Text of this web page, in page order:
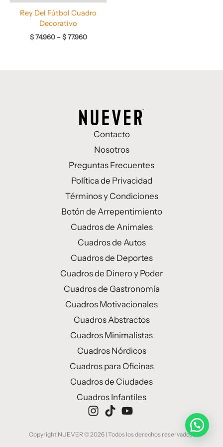
Rey Del Fútbol Cuadro
Decorativo
$74.960 – $77.960
Contacto
Nosotros
Preguntas Frecuentes
Política de Privacidad
Términos y Condiciones
Botón de Arrepentimiento
Cuadros de Animales
Cuadros de Autos
Cuadros de Deportes
Cuadros de Dinero y Poder
Cuadros de Gastronomía
Cuadros Motivacionales
Cuadros Abstractos
Cuadros Minimalistas
Cuadros Nórdicos
Cuadros para Oficinas
Cuadros de Ciudades
Cuadros Infantiles
Copyright NUEVER © 2026 | Todos los derechos reservados.